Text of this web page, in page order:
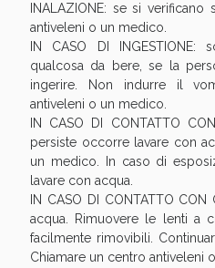
INALAZIONE: se si
antiveleni o un medico.
IN CASO DI INGESTIONE:
qualcosa da bere, se la
ingerire. Non indurre il
antiveleni o un medico.
IN CASO DI CONTATTO
persiste occorre lavare con
un medico. In caso di
lavare con acqua.
IN CASO DI CONTATTO
acqua. Rimuovere le lenti a
facilmente rimovibili.
Chiamare un centro antiveleni